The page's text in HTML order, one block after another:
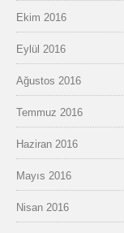
Ekim 2016
Eylül 2016
Ağustos 2016
Temmuz 2016
Haziran 2016
Mayıs 2016
Nisan 2016